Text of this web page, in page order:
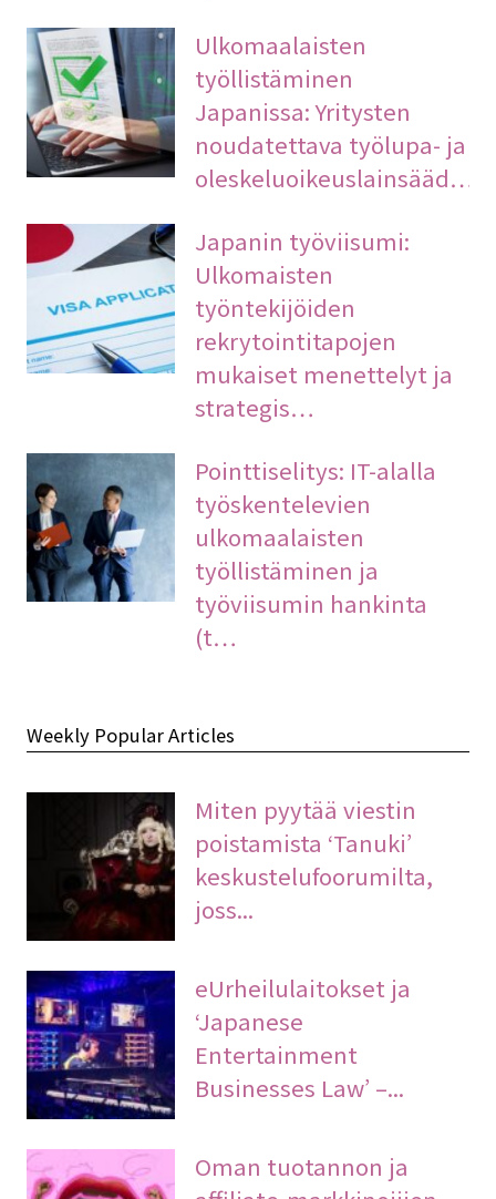
Ulkomaalaisten
työllistäminen
Japanissa: Yritysten
noudatettava työlupa- ja
oleskeluoikeuslainsääd…
Japanin työviisumi:
Ulkomaisten
työntekijöiden
rekrytointitapojen
mukaiset menettelyt ja
strategis…
Pointtiselitys: IT-alalla
työskentelevien
ulkomaalaisten
työllistäminen ja
työviisumin hankinta
(t…
Weekly Popular Articles
Miten pyytää viestin
poistamista ‘Tanuki’
keskustelufoorumilta,
joss...
eUrheilulaitokset ja
‘Japanese
Entertainment
Businesses Law’ –...
Oman tuotannon ja